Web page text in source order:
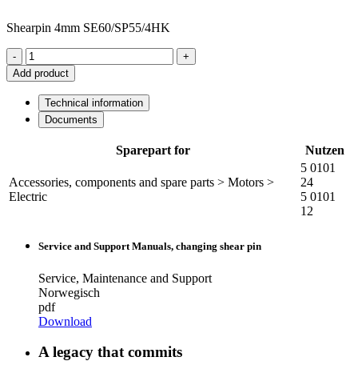
Shearpin 4mm SE60/SP55/4HK
-
+
Add product
Technical information
Documents
Sparepart for Nutzen
Accessories, components and spare parts > Motors >
Electric
5 0101
24
5 0101
12
Service and Support Manuals, changing shear pin
Service, Maintenance and Support
Norwegisch
pdf
Download
A legacy that commits